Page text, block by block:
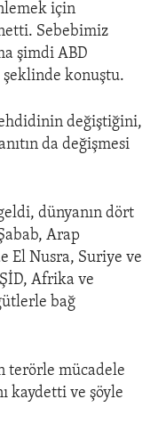
için
Sebebimiz
şimdi ABD
konuştu.
değiştiğini,
da değişmesi
dünyanın dört
Arap
El Nusra, Suriye ve
Afrika ve
bağ
terörle mücadele
kaydetti ve şöyle